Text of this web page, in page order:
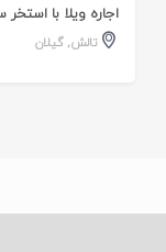
اجاره ویلا با
تالش,گیلان